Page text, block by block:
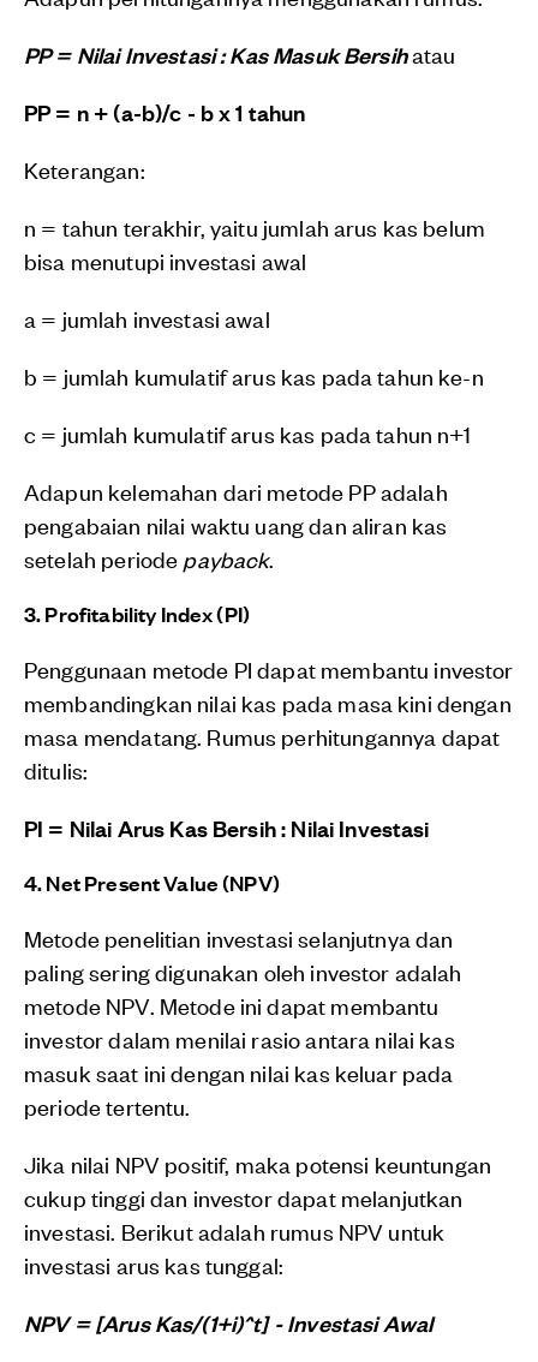
PP = Nilai Investasi : Kas Masuk Bersihatau
PP = n + (a-b)/c - b x 1 tahun
Keterangan:
n = tahun terakhir, yaitu jumlah arus kas belum
bisa menutupi investasi awal
a = jumlah investasi awal
b = jumlah kumulatif arus kas pada tahun ke-n
c = jumlah kumulatif arus kas pada tahun n+1
Adapun kelemahan dari metode PP adalah
pengabaian nilai waktu uang dan aliran kas
setelah periode payback.
3. Profitability Index (PI)
Penggunaan metode PI dapat membantu investor
membandingkan nilai kas pada masa kini dengan
masa mendatang. Rumus perhitungannya dapat
ditulis:
PI = Nilai Arus Kas Bersih : Nilai Investasi
4. Net Present Value (NPV)
Metode penelitian investasi selanjutnya dan
paling sering digunakan oleh investor adalah
metode NPV. Metode ini dapat membantu
investor dalam menilai rasio antara nilai kas
masuk saat ini dengan nilai kas keluar pada
periode tertentu.
Jika nilai NPV positif, maka potensi keuntungan
cukup tinggi dan investor dapat melanjutkan
investasi. Berikut adalah rumus NPV untuk
investasi arus kas tunggal:
NPV = [Arus Kas/(1+i)^t] - Investasi Awal